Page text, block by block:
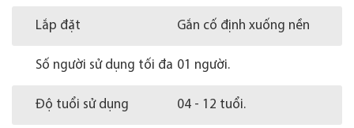
Lắp đặt Gắn cố định xuống nền
Số người sử dụng tối đa 01 người.
Độ tuổi sử dụng 04 - 12 tuổi.